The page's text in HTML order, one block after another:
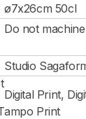
ø7x26cm 50cl
Do not
Studio
Digital Print,
Print